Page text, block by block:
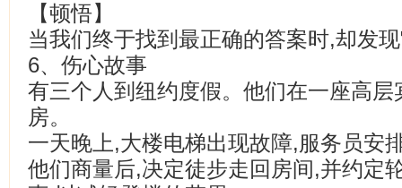
【顿悟】
当我们终于找到最正确的答案时,却发
6、伤心故事
有三个人到纽约度假。他们在一座高
房。
一天晚上,大楼电梯出现故障,服务员安
他们商量后,决定徒步走回房间,并约定